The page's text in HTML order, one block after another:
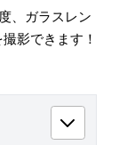
、ガラスレン
影できます！